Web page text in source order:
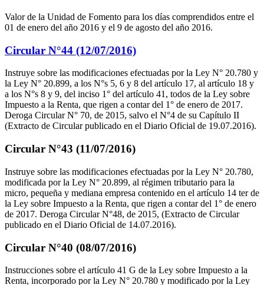
Valor de la Unidad de Fomento para los días comprendidos entre el
01 de enero del año 2016 y el 9 de agosto del año 2016.
Circular N°44 (12/07/2016)
Instruye sobre las modificaciones efectuadas por la Ley N° 20.780 y
la Ley N° 20.899, a los N°s 5, 6 y 8 del artículo 17, al artículo 18 y
a los N°s 8 y 9, del inciso 1° del artículo 41, todos de la Ley sobre
Impuesto a la Renta, que rigen a contar del 1° de enero de 2017.
Deroga Circular N° 70, de 2015, salvo el N°4 de su Capítulo II
(Extracto de Circular publicado en el Diario Oficial de 19.07.2016).
Circular N°43 (11/07/2016)
Instruye sobre las modificaciones efectuadas por la Ley N° 20.780,
modificada por la Ley N° 20.899, al régimen tributario para la
micro, pequeña y mediana empresa contenido en el artículo 14 ter de
la Ley sobre Impuesto a la Renta, que rigen a contar del 1° de enero
de 2017. Deroga Circular N°48, de 2015, (Extracto de Circular
publicado en el Diario Oficial de 14.07.2016).
Circular N°40 (08/07/2016)
Instrucciones sobre el artículo 41 G de la Ley sobre Impuesto a la
Renta, incorporado por la Ley N° 20.780 y modificado por la Ley